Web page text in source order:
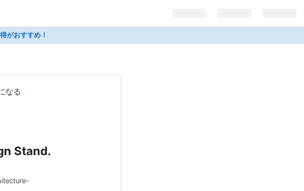
がおすすめ！
なる
Stand.